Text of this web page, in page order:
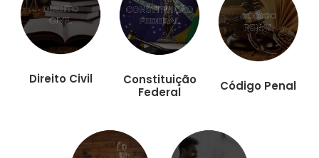
Direito Civil
Constituição
Federal
Código Penal